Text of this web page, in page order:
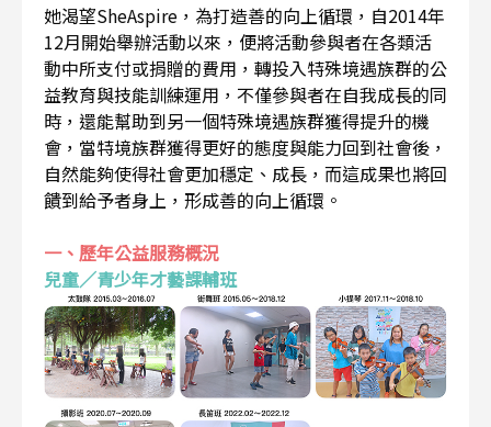
她渴望SheAspire，為打造善的向上循環，自2014年
12月開始舉辦活動以來，便將活動參與者在各類活
動中所支付或捐贈的費用，轉投入特殊境遇族群的公
益教育與技能訓練運用，不僅參與者在自我成長的同
時，還能幫助到另一個特殊境遇族群獲得提升的機
會，當特境族群獲得更好的態度與能力回到社會後，
自然能夠使得社會更加穩定、成長，而這成果也將回
饋到給予者身上，形成善的向上循環。
一、歷年公益服務概況
兒童／青少年才藝課輔班